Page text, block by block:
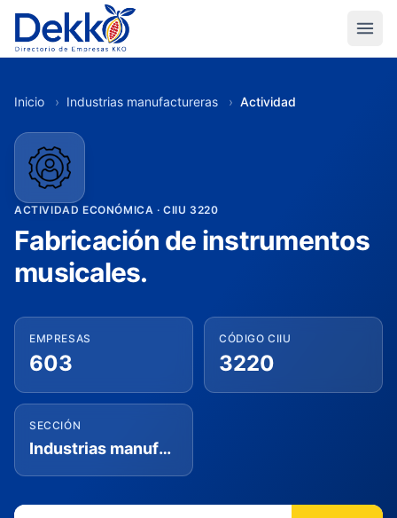
Inicio › Industrias manufactureras › Actividad
ACTIVIDAD ECONÓMICA · CIIU 3220
Fabricación de instrumentos
musicales.
EMPRESAS
603
CÓDIGO CIIU
3220
SECCIÓN
Industrias manufactureras